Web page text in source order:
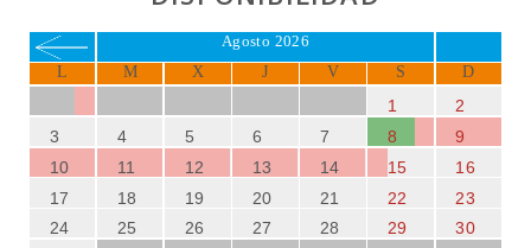
Can Vadell Calonge
es la elección ideal para
unasvacaciones de lujo en Mallorca,
y cercanía a los
mejores destinos de la isla.
Agosto 2026
L M X J V S D
1
2
3
4 5 6 7 8
9
10
11 12 13 14 15
16
17
18 19 20 21 22
23
24
25 26 27 28 29
30